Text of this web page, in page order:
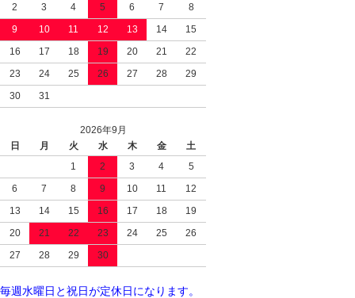
2
3 4 5 6 7
8
9
10 11 12 13 14
15
16
17 18 19 20 21
22
23
24 25 26 27 28
29
30
31
2026年9月
日
月 火 水 木 金
土
1
2 3 4
5
6
7 8 9 10 11
12
13
14 15 16 17 18
19
20
21 22 23 24 25
26
27
28 29 30
毎週水曜日と祝日が定休日になります。